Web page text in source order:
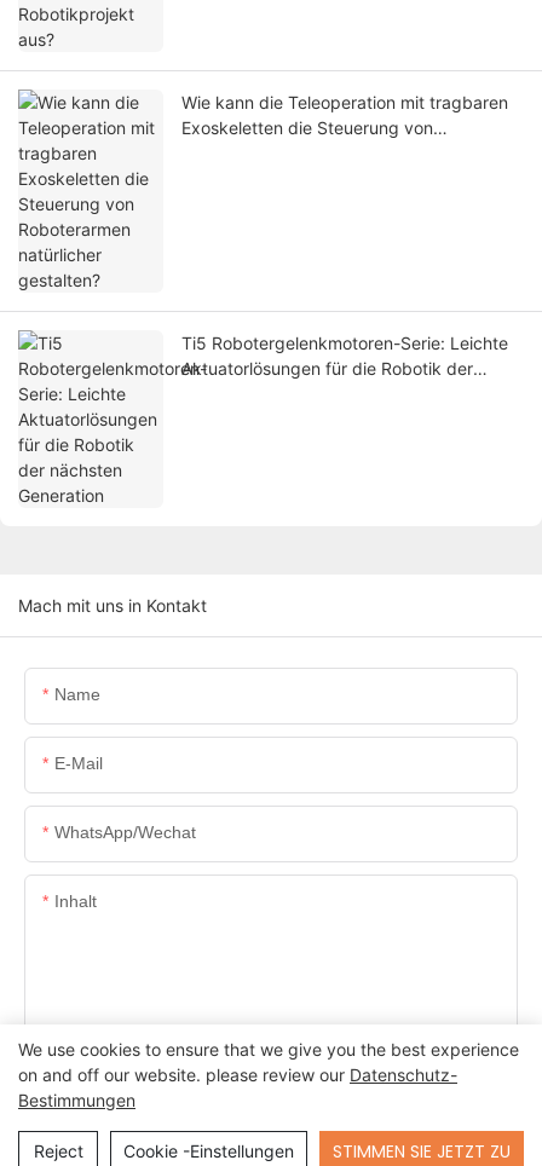
Wie kann die Teleoperation mit tragbaren
Exoskeletten die Steuerung von
Ti5 Robotergelenkmotoren-Serie: Leichte
Aktuatorlösungen für die Robotik der
Mach mit uns in Kontakt
Name
E-Mail
WhatsApp/Wechat
Inhalt
SENDEN SIE JETZT ANFRAGE
Send Inquiry
We use cookies to ensure that we give you the best experience
on and off our website. please review our Datenschutz-
Bestimmungen
Reject Cookie -Einstellungen STIMMEN SIE JETZT ZU